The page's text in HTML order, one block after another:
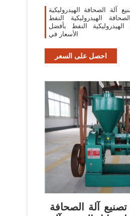
آلة الصحافة الهيدروليكية
الهيدروليكية النفط
النفط بأفضل
الأسعار في
احصل على السعر
آلة الصحافة